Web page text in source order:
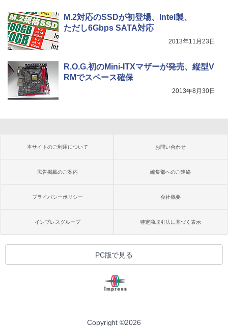
M.2対応のSSDが初登場、Intel製、
ただし6Gbps SATA対応
2013年11月23日
R.O.G.初のMini-ITXマザーが発売、縦型V
RMでスペース確保
2013年8月30日
本サイトのご利用について お問い合わせ
広告掲載のご案内 編集部へのご連絡
プライバシーポリシー 会社概要
インプレスグループ 特定商取引法に基づく表示
PC版で見る
Copyright ©2026